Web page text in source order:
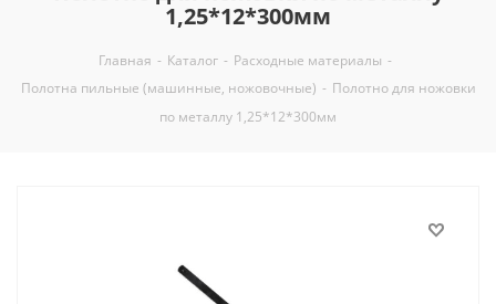
1,25*12*300мм
Главная - Каталог - Расходные материалы -
Полотна пильные (машинные, ножовочные) - Полотно для ножовки
по металлу 1,25*12*300мм